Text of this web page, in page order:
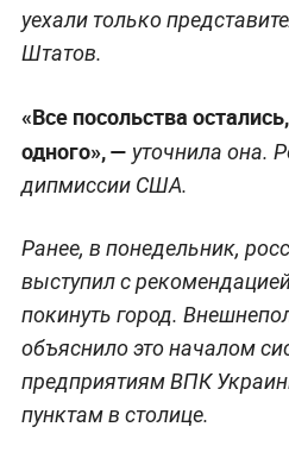
уехали только
Штатов.
«Все посольства
одного», — уточнила она.
дипмиссии США.
Ранее, в понедельник,
выступил с
покинуть город.
объяснило это началом
предприятиям ВПК
пунктам в столице.